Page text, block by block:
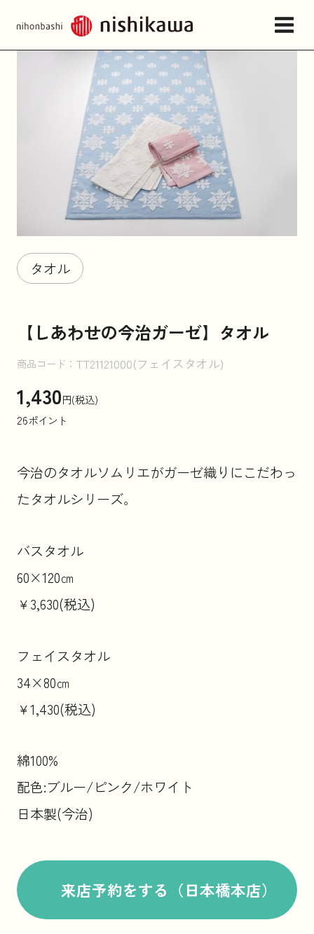
店舗情報・アクセス
ねむりの相談所
日本橋西川について
お知らせ
コラム
法人のお客様はこちら
タオル
【しあわせの今治ガーゼ】タオル
商品コード： TT21121000(フェイスタオル)
1,430円(税込)
26ポイント
今治のタオルソムリエがガーゼ織りにこだわっ
たタオルシリーズ。
バスタオル
60×120㎝
￥3,630(税込)
フェイスタオル
34×80㎝
￥1,430(税込)
綿100%
配色:ブルー/ピンク/ホワイト
日本製(今治)
来店予約をする（日本橋本店）